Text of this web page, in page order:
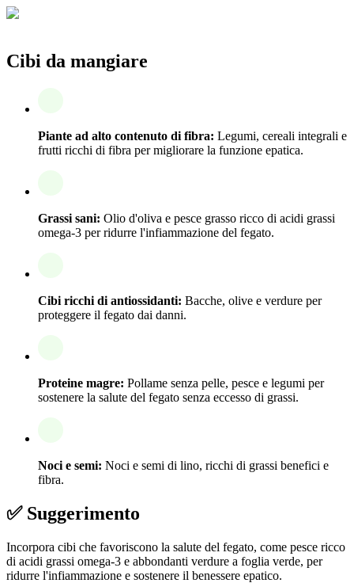
Cibi da mangiare
Piante ad alto contenuto di fibra: Legumi, cereali integrali e
frutti ricchi di fibra per migliorare la funzione epatica.
Grassi sani: Olio d'oliva e pesce grasso ricco di acidi grassi
omega-3 per ridurre l'infiammazione del fegato.
Cibi ricchi di antiossidanti: Bacche, olive e verdure per
proteggere il fegato dai danni.
Proteine magre: Pollame senza pelle, pesce e legumi per
sostenere la salute del fegato senza eccesso di grassi.
Noci e semi: Noci e semi di lino, ricchi di grassi benefici e
fibra.
✅ Suggerimento
Incorpora cibi che favoriscono la salute del fegato, come pesce ricco
di acidi grassi omega-3 e abbondanti verdure a foglia verde, per
ridurre l'infiammazione e sostenere il benessere epatico.